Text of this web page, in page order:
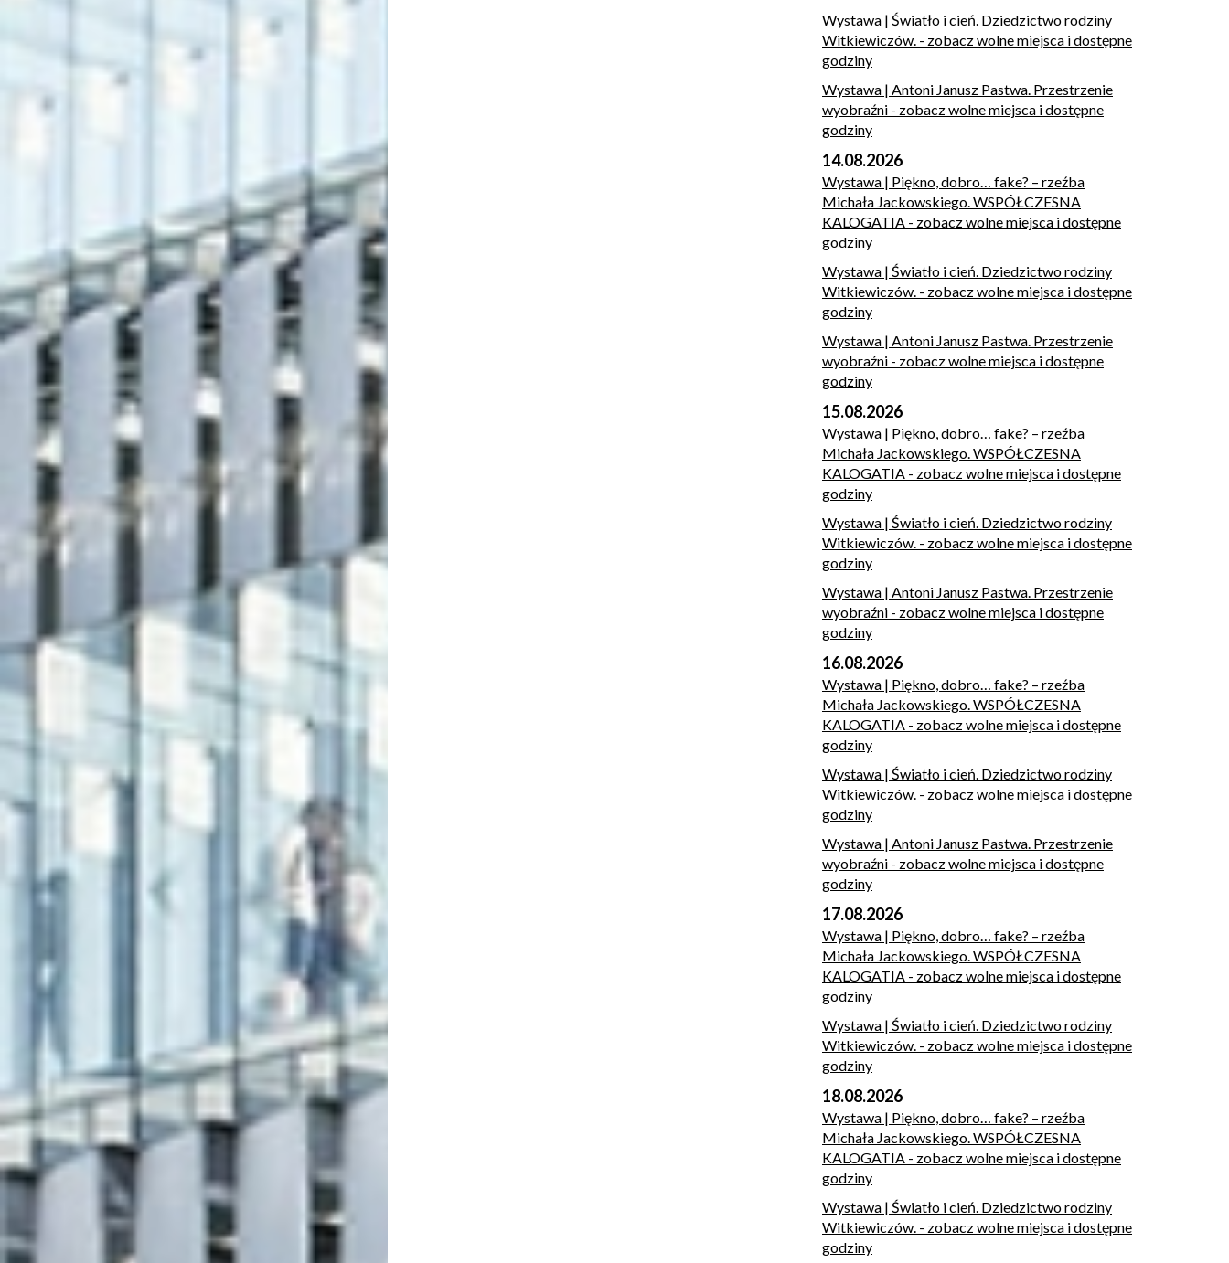
Wystawa | Światło i cień. Dziedzictwo rodziny
Witkiewiczów. - zobacz wolne miejsca i dostępne
godziny
Wystawa | Antoni Janusz Pastwa. Przestrzenie
wyobraźni - zobacz wolne miejsca i dostępne
godziny
14.08.2026
Wystawa | Piękno, dobro… fake? – rzeźba
Michała Jackowskiego. WSPÓŁCZESNA
KALOGATIA - zobacz wolne miejsca i dostępne
godziny
Wystawa | Światło i cień. Dziedzictwo rodziny
Witkiewiczów. - zobacz wolne miejsca i dostępne
godziny
Wystawa | Antoni Janusz Pastwa. Przestrzenie
wyobraźni - zobacz wolne miejsca i dostępne
godziny
15.08.2026
Wystawa | Piękno, dobro… fake? – rzeźba
Michała Jackowskiego. WSPÓŁCZESNA
KALOGATIA - zobacz wolne miejsca i dostępne
godziny
Wystawa | Światło i cień. Dziedzictwo rodziny
Witkiewiczów. - zobacz wolne miejsca i dostępne
godziny
Wystawa | Antoni Janusz Pastwa. Przestrzenie
wyobraźni - zobacz wolne miejsca i dostępne
godziny
16.08.2026
Wystawa | Piękno, dobro… fake? – rzeźba
Michała Jackowskiego. WSPÓŁCZESNA
KALOGATIA - zobacz wolne miejsca i dostępne
godziny
Wystawa | Światło i cień. Dziedzictwo rodziny
Witkiewiczów. - zobacz wolne miejsca i dostępne
godziny
Wystawa | Antoni Janusz Pastwa. Przestrzenie
wyobraźni - zobacz wolne miejsca i dostępne
godziny
17.08.2026
Wystawa | Piękno, dobro… fake? – rzeźba
Michała Jackowskiego. WSPÓŁCZESNA
KALOGATIA - zobacz wolne miejsca i dostępne
godziny
Wystawa | Światło i cień. Dziedzictwo rodziny
Witkiewiczów. - zobacz wolne miejsca i dostępne
godziny
18.08.2026
Wystawa | Piękno, dobro… fake? – rzeźba
Michała Jackowskiego. WSPÓŁCZESNA
KALOGATIA - zobacz wolne miejsca i dostępne
godziny
Wystawa | Światło i cień. Dziedzictwo rodziny
Witkiewiczów. - zobacz wolne miejsca i dostępne
godziny